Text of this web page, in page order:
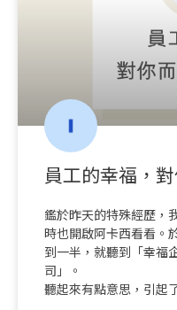
員工的幸福，
鑑於昨天的特殊經歷，
時也開啟阿卡西看看。
到一半，就聽到「幸福
司」。
聽起來有點意思，引起